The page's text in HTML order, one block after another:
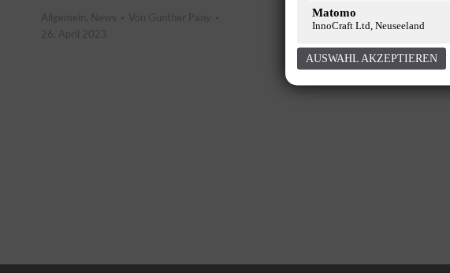
Allgemein, News Von Gunther Pany
26. April 2023
Matomo
InnoCraft Ltd, Neuseeland
AUSWAHL AKZEPTIEREN